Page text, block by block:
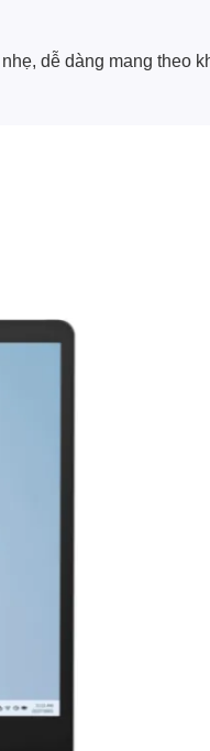
dễ dàng mang theo